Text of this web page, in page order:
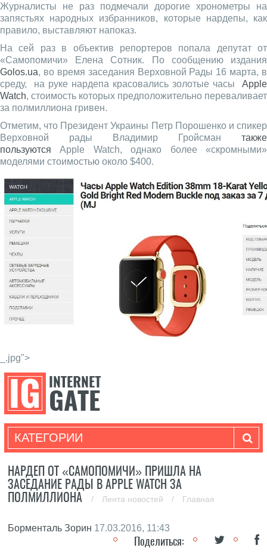
Журналисты не раз подмечали дорогие хронометры на
запястьях народных избранников, которые нардепы, как
правило, выставляют напоказ.
На сей раз в объектив репортеров попала депутат от
«Самопомичи» Елена Сотник. По сообщению издания
Golos.ua, во время заседания Верховной Рады 16 марта, в
среду, на руке нардепа красовались золотые часы Apple
Watch, стоимость которых предположительно переваливает
за полмиллиона гривен.
Отметим, что Президент Украины Петр Порошенко и спикер
Верховной рады Владимир Гройсман также
пользуются Apple Watch, однако более «скромными»
моделями стоимостью около $400.
_.jpg">
КАТЕГОРИИ
НАРДЕП ОТ «САМОПОМИЧИ» ПРИШЛА НА
ЗАСЕДАНИЕ РАДЫ В APPLE WATCH ЗА
ПОЛМИЛЛИОНА
/ Лента новостей / Главная
Борменталь Зорин 17.03.2016, 11:43
Поделиться: